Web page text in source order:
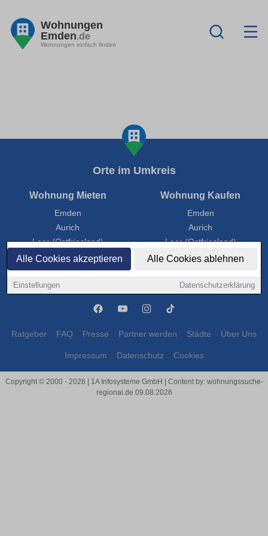
Alle Cookies akzeptieren Alle Cookies ablehnen
Einstellungen Datenschutzerklärung
Wohnungen
Emden.de
Wohnungen einfach finden
Orte im Umkreis
Wohnung Mieten
Emden
Aurich
Leer (Ostfriesland)
Norden
Moormerland
Wohnung Kaufen
Emden
Aurich
Leer (Ostfriesland)
Norden
Ratgeber FAQ Presse Partner werden Städte Über Uns
Impressum Datenschutz Cookies
Copyright © 2000 - 2026 | 1A Infosysteme GmbH | Content by: wohnungssuche-
regional.de 09.08.2026